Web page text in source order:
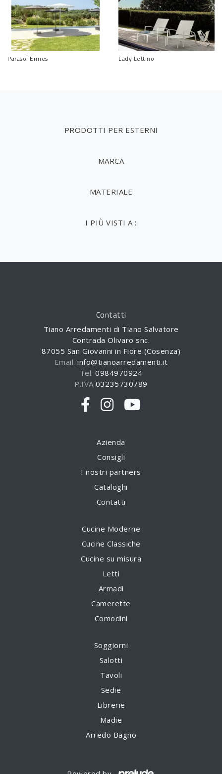
Parasol Ermes Lady Lettino
PRODOTTI PER ESTERNI
MARCA
MATERIALE
I PIÙ VISTI A :
Contatti
Tiano Arredamenti di Tiano Salvatore
Contrada Olivaro snc.
87055 San Giovanni in Fiore (Cosenza)
Email.info@tianoarredamenti.it
Tel.0984970924
P.IVA03235730789
Azienda
Consigli
I nostri partners
Cataloghi
Contatti
Cucine Moderne
Cucine Classiche
Cucine su misura
Letti
Armadi
Camerette
Comodini
Soggiorni
Salotti
Tavoli
Sedie
Librerie
Madie
Arredo Bagno